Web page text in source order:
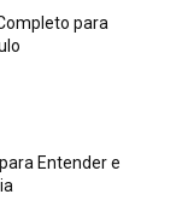
para
Entender e